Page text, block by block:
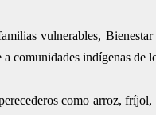
vulnerables,
comunidades indígenas
como arroz,